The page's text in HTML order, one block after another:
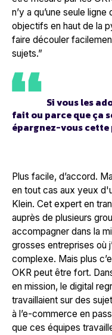
n’y a qu’une seule
objectifs en haut de la
faire découler
sujets.”
Si vous les
fait ou parce que ça
épargnez-vous cette
Plus facile, d’accord.
en tout cas aux yeux
Klein. Cet expert en
auprès de plusieurs
accompagner dans la
grosses entreprises où
complexe. Mais plus
OKR peut être fort.
en mission, le digital
travaillaient sur des
à l’e-commerce en
que ces équipes